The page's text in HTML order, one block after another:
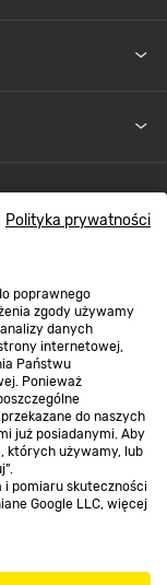
Polityka prywatności
poprawnego
zgody używamy
danych
internetowej,
Państwu
Ponieważ
do naszych
już posiadanymi. Aby
których używamy, lub
i pomiaru skuteczności
Google LLC, więcej